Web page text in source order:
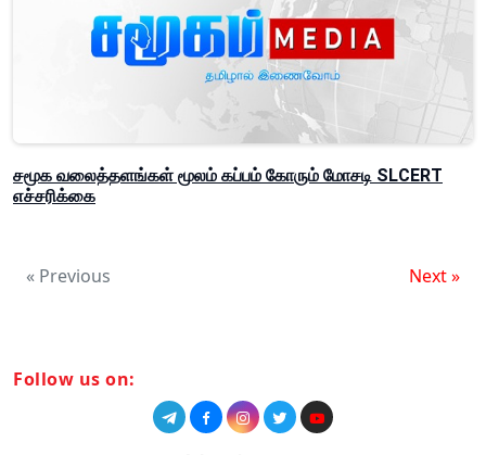
சமூக வலைத்தளங்கள் மூலம் கப்பம் கோரும் மோசடி SLCERT
எச்சரிக்கை
« Previous Next »
Follow us on: